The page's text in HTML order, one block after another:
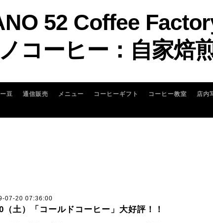
52 Coffee
コーヒー：自家焙
豆 通信販売 メニュー コーヒーギフト コーヒー教室 店内
07-20 07:36:00
（土）「コールドコーヒー」大好評！！